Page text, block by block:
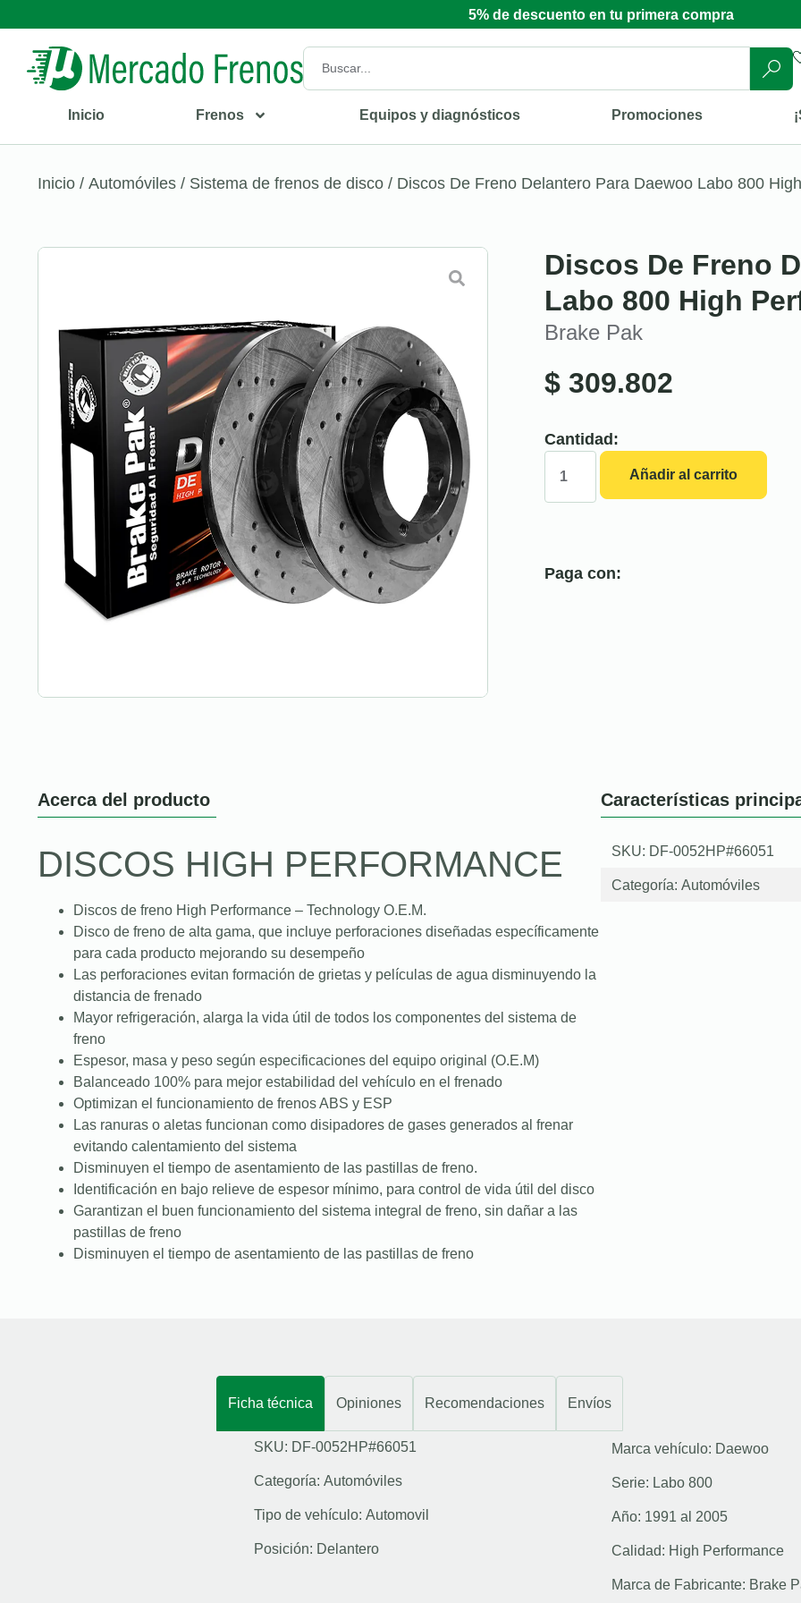
5% de descuento en tu primera compra
Inicio Frenos Equipos y diagnósticos Promociones
Inicio / Automóviles / Sistema de frenos de disco / Discos De Freno Delantero Para Daewoo Labo 800
Discos De Freno
Labo 800 High
Brake Pak
$ 309.802
Cantidad:
Añadir al carrito
Paga con:
Acerca del producto
DISCOS HIGH PERFORMANCE
Discos de freno High Performance – Technology O.E.M.
Disco de freno de alta gama, que incluye perforaciones diseñadas específicamente
para cada producto mejorando su desempeño
Las perforaciones evitan formación de grietas y películas de agua disminuyendo la
distancia de frenado
Mayor refrigeración, alarga la vida útil de todos los componentes del sistema de
freno
Espesor, masa y peso según especificaciones del equipo original (O.E.M)
Balanceado 100% para mejor estabilidad del vehículo en el frenado
Optimizan el funcionamiento de frenos ABS y ESP
Las ranuras o aletas funcionan como disipadores de gases generados al frenar
evitando calentamiento del sistema
Disminuyen el tiempo de asentamiento de las pastillas de freno.
Identificación en bajo relieve de espesor mínimo, para control de vida útil del disco
Garantizan el buen funcionamiento del sistema integral de freno, sin dañar a las
pastillas de freno
Disminuyen el tiempo de asentamiento de las pastillas de freno
Características
SKU: DF-0052HP#66051
Categoría: Automóviles
Ficha técnica Opiniones Recomendaciones Envíos
SKU: DF-0052HP#66051
Categoría: Automóviles
Tipo de vehículo: Automovil
Posición: Delantero
Marca vehículo: Daewoo
Serie: Labo 800
Año: 1991 al 2005
Calidad: High Performance
Marca de Fabricante: Brake